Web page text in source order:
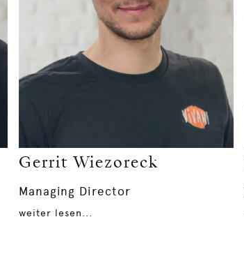
Gerrit Wiezoreck
Managing Director
weiter lesen...